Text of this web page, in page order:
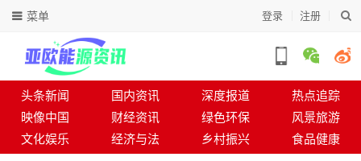
登录 注册
菜单
头条新闻 国内资讯 深度报道
热点追踪
映像中国
财经资讯 绿色环保
风景旅游
文化娱乐
经济与法 乡村振兴 食品健康